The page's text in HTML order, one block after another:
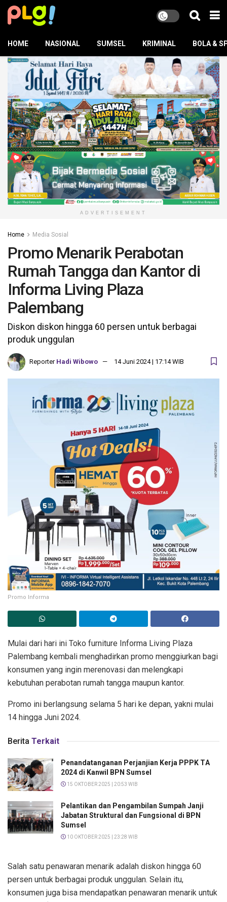
HOME NASIONAL SUMSEL KRIMINAL BOLA &
ADVERTISEMENT
Home Media Sosial
Promo Menarik Perabotan
Rumah Tangga dan Kantor di
Informa Living Plaza
Palembang
Diskon diskon hingga 60 persen untuk berbagai
produk unggulan
Reporter Hadi Wibowo 14 Juni 2024 | 17:14 WIB
Promo Informa
Mulai dari hari ini Toko furniture Informa Living Plaza
Palembang kembali menghadirkan promo menggiurkan bagi
konsumen yang ingin merenovasi dan melengkapi
kebutuhan perabotan rumah tangga maupun kantor.
Promo ini berlangsung selama 5 hari ke depan, yakni mulai
14 hingga Juni 2024.
Berita Terkait
Penandatanganan Perjanjian Kerja PPPK TΑ
2024 di Kanwil BPN Sumsel
15 OKTOBER 2025 | 20:53 WIB
Pelantikan dan Pengambilan Sumpah Janji
Jabatan Struktural dan Fungsional di BPN
Sumsel
10 OKTOBER 2025 | 23:28 WIB
Salah satu penawaran menarik adalah diskon hingga 60
persen untuk berbagai produk unggulan. Selain itu,
konsumen juga bisa mendapatkan penawaran menarik untuk